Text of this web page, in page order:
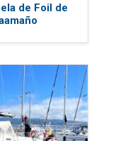
de Foil de